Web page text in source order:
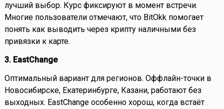
лучший выбор. Курс фиксируют в момент встречи.
Многие пользователи отмечают, что BitOkk помогает
понять как выводить через крипту наличными без
привязки к карте.
3. EastChange
Оптимальный вариант для регионов. Оффлайн-точки в
Новосибирске, Екатеринбурге, Казани, работают без
выходных. EastChange особенно хорош, когда встаёт